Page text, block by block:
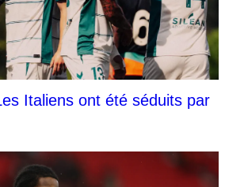
Italiens ont été séduits par